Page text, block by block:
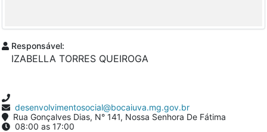
Responsável:
IZABELLA TORRES QUEIROGA
desenvolvimentosocial@bocaiuva.mg.gov.br
Rua Gonçalves Dias, N° 141, Nossa Senhora De Fátima
08:00 as 17:00